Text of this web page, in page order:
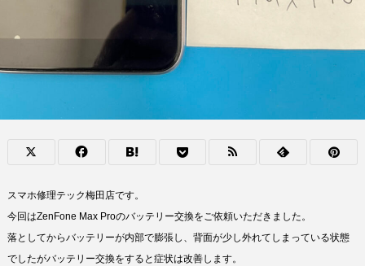
スマホ修理テック梅田店です。
今回はZenFone Max Proのバッテリー交換をご依頼いただきました。
落としてからバッテリーが内部で膨張し、背面が少し外れてしまっている状態
でしたがバッテリー交換をすると症状は改善します。